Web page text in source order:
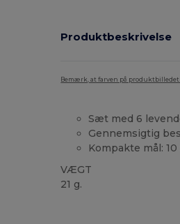
Produktbeskrivelse
Bemærk, at farven på
Sæt med 6
Gennemsigtig
Kompakte mål: 10
VÆGT
21 g.